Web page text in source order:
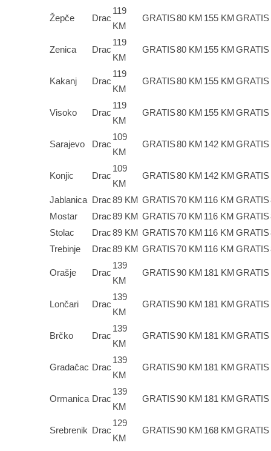
Žepče Drac
119
KM
GRATIS80 KM 155 KMGRATIS
Zenica Drac
119
KM
GRATIS80 KM 155 KMGRATIS
Kakanj Drac
119
KM
GRATIS80 KM 155 KMGRATIS
Visoko Drac
119
KM
GRATIS80 KM 155 KMGRATIS
Sarajevo Drac
109
KM
GRATIS80 KM 142 KMGRATIS
Konjic Drac
109
KM
GRATIS80 KM 142 KMGRATIS
Jablanica Drac89 KM GRATIS70 KM 116 KM GRATIS
Mostar
Drac89 KM GRATIS70 KM 116 KM GRATIS
Stolac
Drac89 KM GRATIS70 KM 116 KM GRATIS
Trebinje
Drac89 KM GRATIS70 KM 116 KM GRATIS
Orašje Drac
139
KM
GRATIS90 KM 181 KMGRATIS
Lončari Drac
139
KM
GRATIS90 KM 181 KMGRATIS
Brčko Drac
139
KM
GRATIS90 KM 181 KMGRATIS
Gradačac Drac
139
KM
GRATIS90 KM 181 KMGRATIS
Ormanica Drac
139
KM
GRATIS90 KM 181 KMGRATIS
Srebrenik Drac
129
KM
GRATIS90 KM 168 KMGRATIS